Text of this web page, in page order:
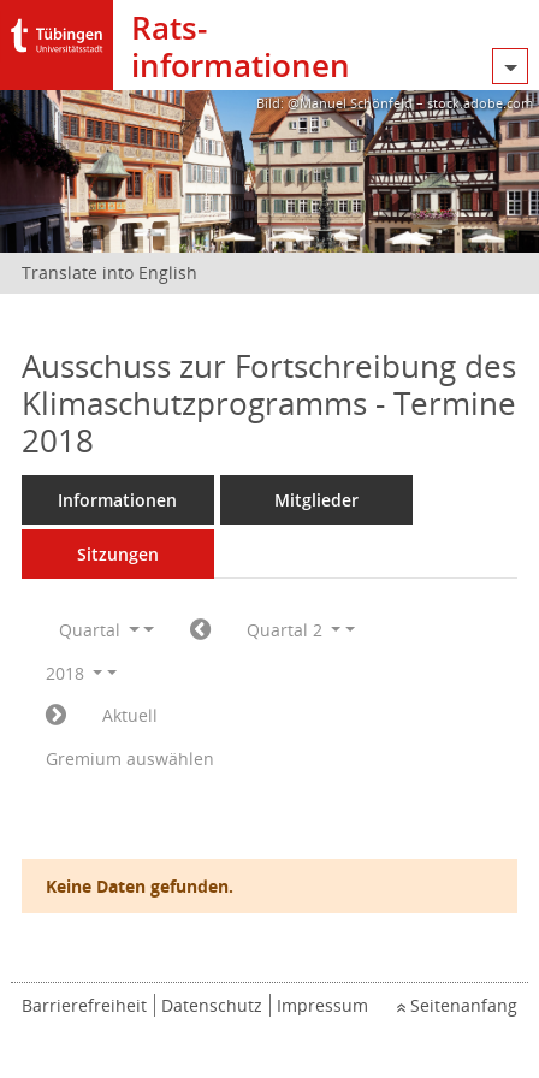
Rats­
informationen
Bild: @Manuel Schönfeld – stock.adobe.com
Translate into English
Ausschuss zur Fortschreibung des
Klimaschutzprogramms - Termine
2018
Informationen Mitglieder
Sitzungen
Quartal
Quartal 2
2018
Aktuell
Gremium auswählen
Keine Daten gefunden.
Barrierefreiheit Datenschutz Impressum Seitenanfang